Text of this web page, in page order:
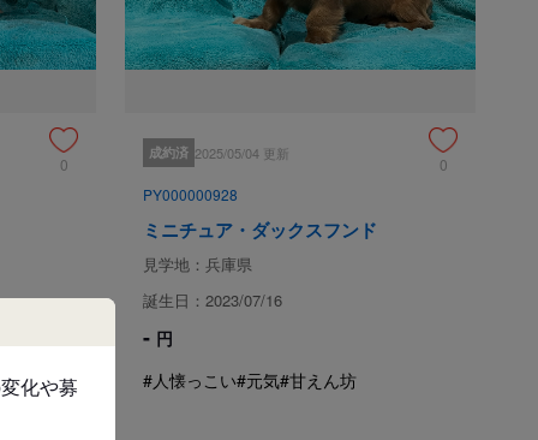
化や募
を無料でお付けしております。
問い合わせをお断りさせて頂いております。
24時間、お電話でご相談受け付けます。お気軽にご相談
0
成約済 2025/05/04 更新
0
PY000000928
ミニチュア・ダックスフンド
見学地：兵庫県
誕生日：2023/07/16
- 円
#人懐っこい#元気#甘えん坊